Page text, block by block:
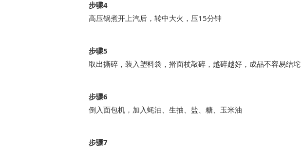
步骤4
高压锅煮开上汽后，转中大火，压15分钟
步骤5
取出撕碎，装入塑料袋，擀面杖敲碎，越碎越好，成品不容易结坨
步骤6
倒入面包机，加入蚝油、生抽、盐、糖、玉米油
步骤7